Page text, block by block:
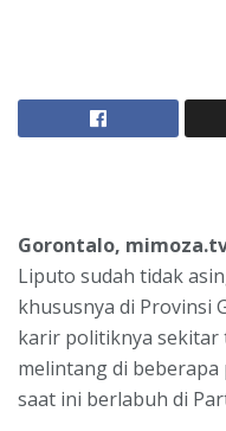
Gorontalo,
Liputo sudah tidak
khususnya di Provinsi
karir politiknya sekitar
melintang di
saat ini berlabuh di